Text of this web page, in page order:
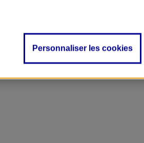
Personnaliser les cookies